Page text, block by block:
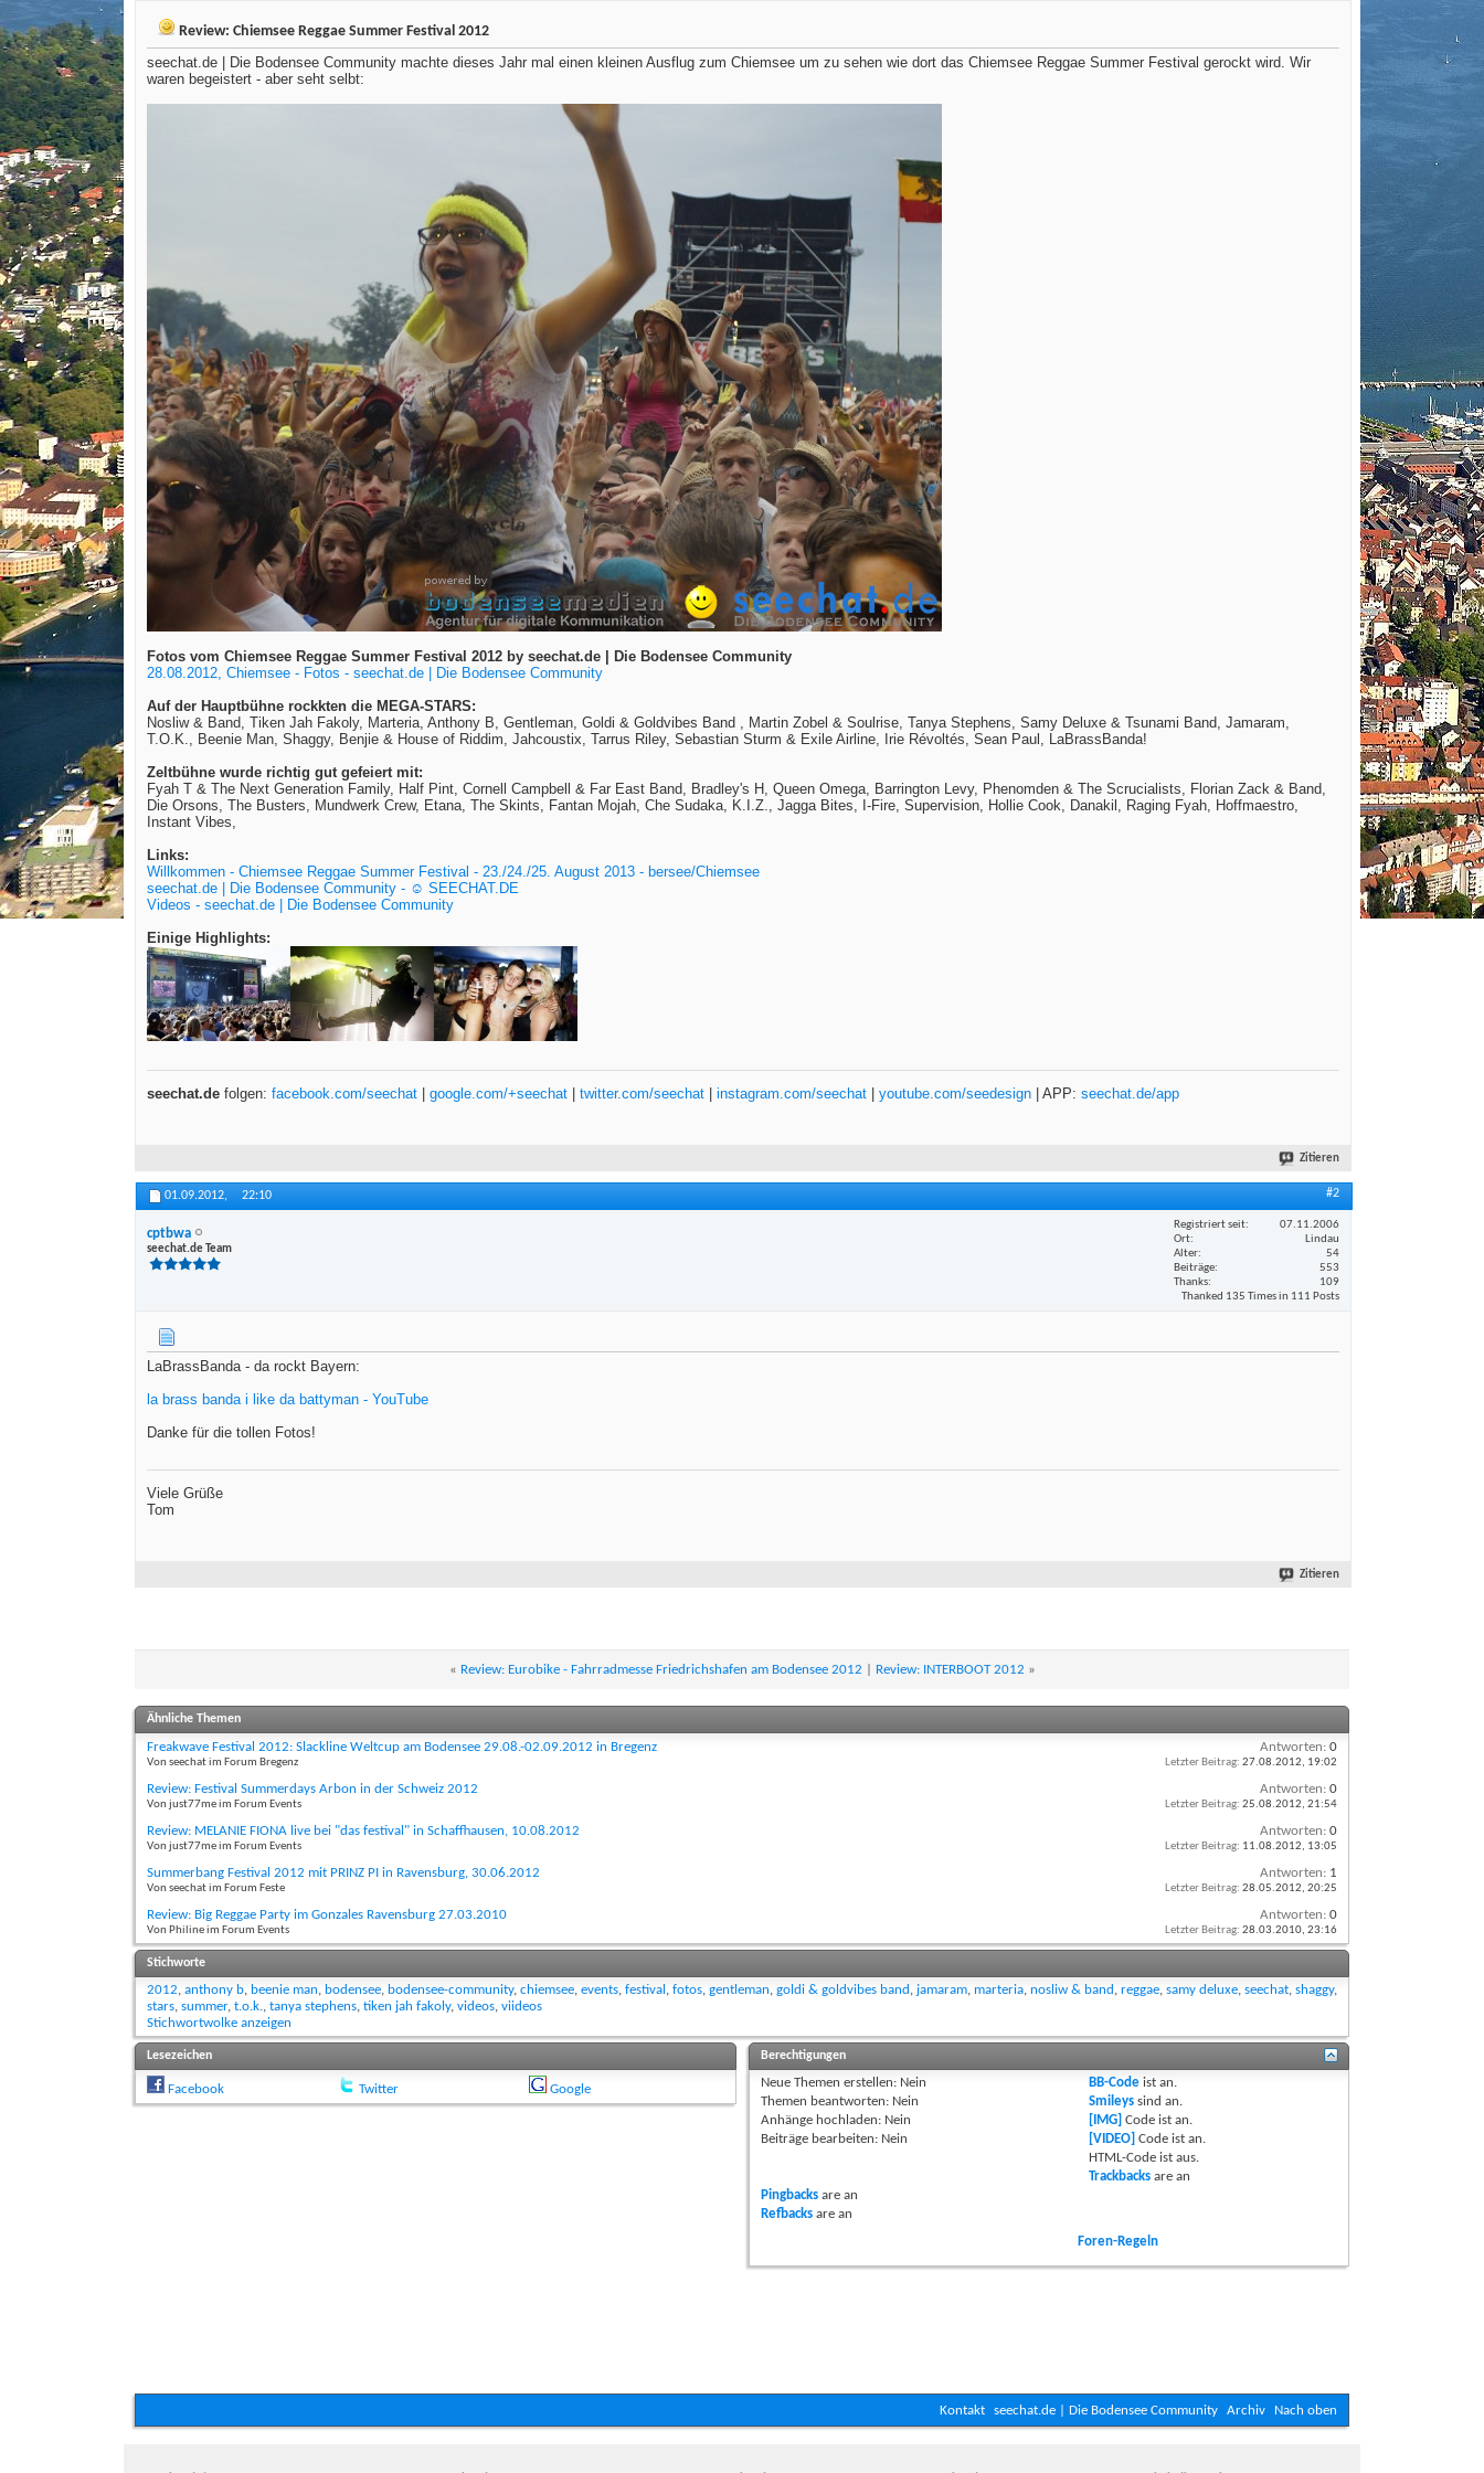
Review: Chiemsee Reggae Summer Festival 2012
seechat.de | Die Bodensee Community machte dieses Jahr mal einen kleinen Ausflug zum Chiemsee um zu sehen wie dort das Chiemsee Reggae Summer Festival gerockt wird. Wir
waren begeistert - aber seht selbt:
Fotos vom Chiemsee Reggae Summer Festival 2012 by seechat.de | Die Bodensee Community
28.08.2012, Chiemsee - Fotos - seechat.de | Die Bodensee Community
Auf der Hauptbühne rockkten die MEGA-STARS:
Nosliw & Band, Tiken Jah Fakoly, Marteria, Anthony B, Gentleman, Goldi & Goldvibes Band , Martin Zobel & Soulrise, Tanya Stephens, Samy Deluxe & Tsunami Band, Jamaram,
T.O.K., Beenie Man, Shaggy, Benjie & House of Riddim, Jahcoustix, Tarrus Riley, Sebastian Sturm & Exile Airline, Irie Révoltés, Sean Paul, LaBrassBanda!
Zeltbühne wurde richtig gut gefeiert mit:
Fyah T & The Next Generation Family, Half Pint, Cornell Campbell & Far East Band, Bradley's H, Queen Omega, Barrington Levy, Phenomden & The Scrucialists, Florian Zack & Band,
Die Orsons, The Busters, Mundwerk Crew, Etana, The Skints, Fantan Mojah, Che Sudaka, K.I.Z., Jagga Bites, I-Fire, Supervision, Hollie Cook, Danakil, Raging Fyah, Hoffmaestro,
Instant Vibes,
Links:
Willkommen - Chiemsee Reggae Summer Festival - 23./24./25. August 2013 - bersee/Chiemsee
seechat.de | Die Bodensee Community - ☺ SEECHAT.DE
Videos - seechat.de | Die Bodensee Community
Einige Highlights:
seechat.de folgen: facebook.com/seechat google.com/+seechat twitter.com/seechat instagram.com/seechat youtube.com/seedesign | APP: seechat.de/app
Zitieren
01.09.2012, 22:10 #2
cptbwa
seechat.de Team
Registriert seit
07.11.2006
Ort
Lindau
Alter
54
Beiträge
553
Thanks
109
Thanked 135 Times in 111 Posts
LaBrassBanda - da rockt Bayern:
la brass banda i like da battyman - YouTube
Danke für die tollen Fotos!
Viele Grüße
Tom
Zitieren
« Review: Eurobike - Fahrradmesse Friedrichshafen am Bodensee 2012 Review: INTERBOOT 2012 »
Ähnliche Themen
Freakwave Festival 2012: Slackline Weltcup am Bodensee 29.08.-02.09.2012 in Bregenz
Von seechat im Forum Bregenz
Antworten: 0
Letzter Beitrag: 27.08.2012, 19:02
Review: Festival Summerdays Arbon in der Schweiz 2012
Von just77me im Forum Events
Antworten: 0
Letzter Beitrag: 25.08.2012, 21:54
Review: MELANIE FIONA live bei "das festival" in Schaffhausen, 10.08.2012
Von just77me im Forum Events
Antworten: 0
Letzter Beitrag: 11.08.2012, 13:05
Summerbang Festival 2012 mit PRINZ PI in Ravensburg, 30.06.2012
Von seechat im Forum Feste
Antworten: 1
Letzter Beitrag: 28.05.2012, 20:25
Review: Big Reggae Party im Gonzales Ravensburg 27.03.2010
Von Philine im Forum Events
Antworten: 0
Letzter Beitrag: 28.03.2010, 23:16
Stichworte
2012, anthony b, beenie man, bodensee, bodensee-community, chiemsee, events, festival , fotos, gentleman, goldi & goldvibes band , jamaram, marteria, nosliw & band , reggae, samy deluxe, seechat, shaggy,
stars, summer, t.o.k., tanya stephens, tiken jah fakoly, videos, viideos
Stichwortwolke anzeigen
Lesezeichen
Facebook Twitter Google
Berechtigungen
Neue Themen erstellen: Nein
Themen beantworten: Nein
Anhänge hochladen: Nein
Beiträge bearbeiten: Nein
BB-Code istan.
Smileys sindan.
[IMG] Code istan.
[VIDEO] Code istan.
HTML-Code istaus.
Trackbacks arean
Pingbacksare an
Refbacksare an
Foren-Regeln
Kontakt seechat.de | Die Bodensee Community Archiv Nach oben